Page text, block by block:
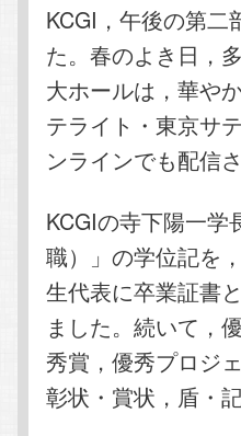
KCGI，午後の第二
た。春のよき日，
大ホールは，華や
テライト・東京サ
ンラインでも配信
KCGIの寺下陽一
職）」の学位記を
生代表に卒業証書
ました。続いて，
秀賞，優秀プロジ
彰状・賞状，盾・